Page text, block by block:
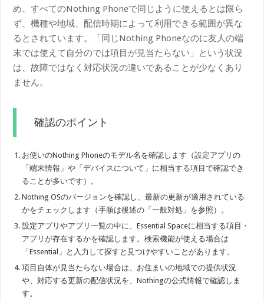
め、すべてのNothing Phoneで同じように使えるとは限ら
ず、機種や地域、配信時期によって利用できる範囲が異な
るとされています。「同じNothing Phoneなのに友人の端
末では使えて自分のでは項目が見当たらない」という状況
は、故障ではなく対応状況の違いであることが少なくあり
ません。
確認のポイント
お使いのNothing Phoneのモデル名を確認します（設定アプリの
「端末情報」や「デバイスについて」に相当する項目で確認でき
ることが多いです）。
Nothing OSのバージョンを確認し、最新の更新が適用されている
かをチェックします（手順は後述の「一般対処」を参照）。
設定アプリやアプリ一覧の中に、Essential Spaceに相当する項目・
アプリが存在するかを確認します。検索機能が使える場合は
「Essential」と入力して探すと見つけやすいことがあります。
項目自体が見当たらない場合は、お住まいの地域での提供状況
や、対応する更新の配信状況を、Nothingの公式情報で確認しま
す。